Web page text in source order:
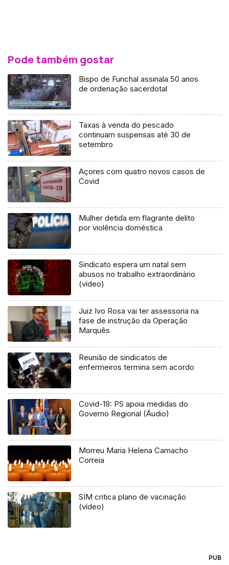
Pode também gostar
Bispo de Funchal assinala 50 anos
de ordenação sacerdotal
Taxas à venda do pescado
continuam suspensas até 30 de
setembro
Açores com quatro novos casos de
Covid
Mulher detida em flagrante delito
por violência doméstica
Sindicato espera um natal sem
abusos no trabalho extraordinário
(vídeo)
Juiz Ivo Rosa vai ter assessoria na
fase de instrução da Operação
Marquês
Reunião de sindicatos de
enfermeiros termina sem acordo
Covid-19: PS apoia medidas do
Governo Regional (Áudio)
Morreu Maria Helena Camacho
Correia
SIM critica plano de vacinação
(vídeo)
PUB